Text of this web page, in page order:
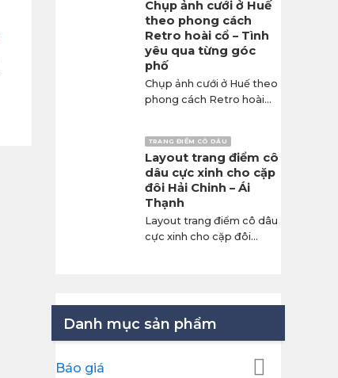
Chụp ảnh cưới ở Huế
theo phong cách
Retro hoài cổ – Tình
yêu qua từng góc
phố
Chụp ảnh cưới ở Huế theo
phong cách Retro hoài...
TRANG ĐIỂM CÔ DÂU
Layout trang điểm cô
dâu cực xinh cho cặp
đôi Hải Chinh – Ái
Thạnh
Layout trang điểm cô dâu
cực xinh cho cặp đôi...
Danh mục sản phẩm
Báo giá